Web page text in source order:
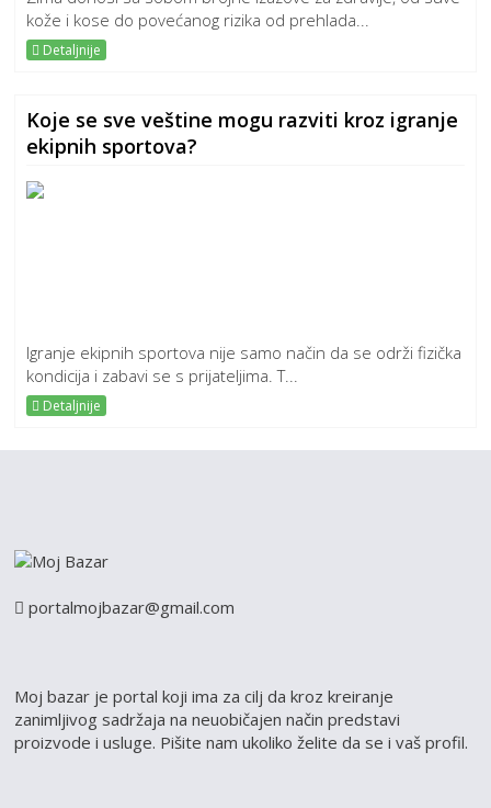
kože i kose do povećanog rizika od prehlada...
Detaljnije
Koje se sve veštine mogu razviti kroz igranje
ekipnih sportova?
Igranje ekipnih sportova nije samo način da se održi fizička
kondicija i zabavi se s prijateljima. T...
Detaljnije
portalmojbazar@gmail.com
Moj bazar je portal koji ima za cilj da kroz kreiranje
zanimljivog sadržaja na neuobičajen način predstavi
proizvode i usluge. Pišite nam ukoliko želite da se i vaš profil.